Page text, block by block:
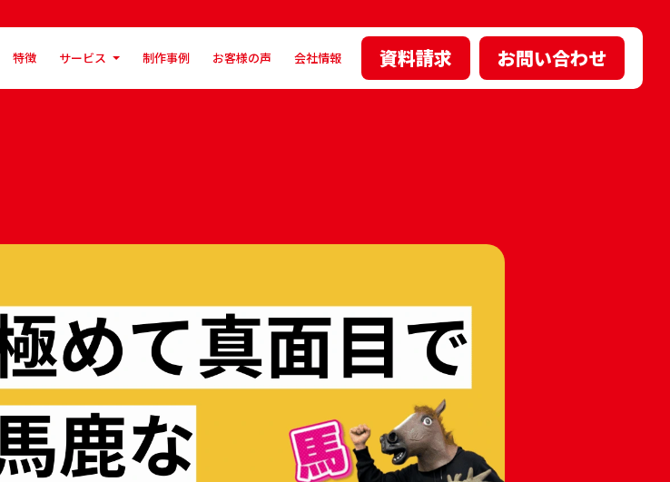
特徴 サービス 制作事例 お客様の声 会社情報 資料請求 お問い合わせ